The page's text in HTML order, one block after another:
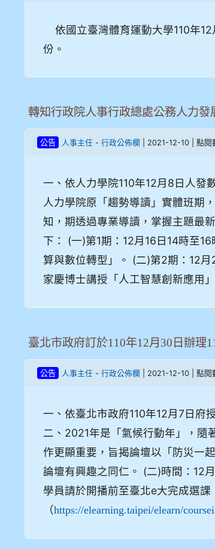
依國立臺灣體育運動大學110年
份。
轉知行政院人事行政總處公務人力
公告 人事主任 -行政公佈欄 | 2021-12-10 | 點閱
一、依人力學院110年12月8日人發
人力學院原「趨勢導讀」實體班期
知，期透過專業導讀，掌握主題最
下： (一)第1期：12月16日14時至
算與數位轉型」。 (二)第2期：12
家慶博士講授「人工智慧創新應用
臺北市政府訂於110年12月30日辦
公告 人事主任 -行政公佈欄 | 2021-12-10 | 點閱
一、依臺北市政府110年12月7日府
二、2021年是「氣候行動年」，隨
作更顯重要，旨揭論壇以「防災一
論壇有興趣之同仁。 (二)時間：12
學員請於開播前至臺北e大完成選課
（https://elearning.taipei/elearn/